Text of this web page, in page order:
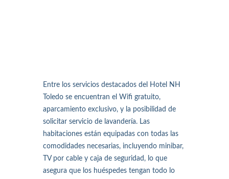
Entre los servicios destacados del Hotel NH
Toledo se encuentran el Wifi gratuito,
aparcamiento exclusivo, y la posibilidad de
solicitar servicio de lavandería. Las
habitaciones están equipadas con todas las
comodidades necesarias, incluyendo minibar,
TV por cable y caja de seguridad, lo que
asegura que los huéspedes tengan todo lo